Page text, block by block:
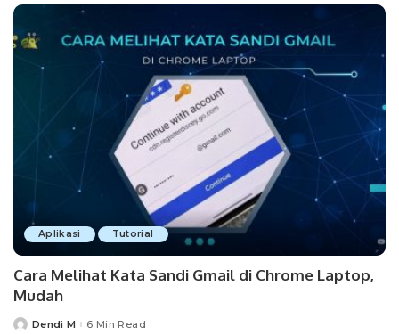
Aplikasi Tutorial
Cara Melihat Kata Sandi Gmail di Chrome Laptop,
Mudah
PostedDendi M 6 Min Read